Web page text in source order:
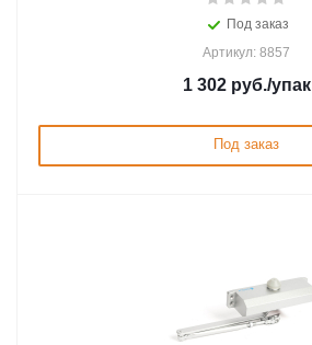
Под заказ
Артикул: 8857
1 302руб./упак
Под заказ